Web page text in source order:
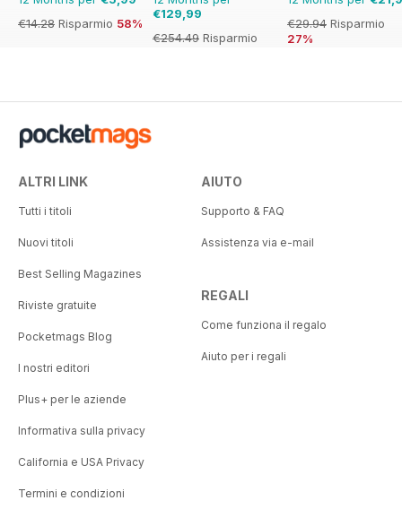
€14.28 Risparmio 58%
€129,99
€254.49 Risparmio
€29.94 Risparmio
27%
ALTRI LINK
Tutti i titoli
Nuovi titoli
Best Selling Magazines
Riviste gratuite
Pocketmags Blog
I nostri editori
Plus+ per le aziende
Informativa sulla privacy
California e USA Privacy
Termini e condizioni
AIUTO
Supporto & FAQ
Assistenza via e-mail
REGALI
Come funziona il regalo
Aiuto per i regali